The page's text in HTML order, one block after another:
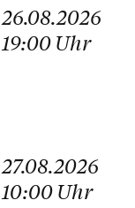
26.08.2026
19:00 Uhr
27.08.2026
10:00 Uhr